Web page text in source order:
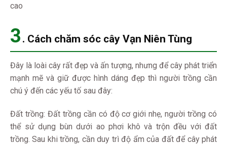
cao
3 . Cách chăm sóc cây Vạn Niên Tùng
Đây là loài cây rất đẹp và ấn tượng, nhưng để cây phát triển
mạnh mẽ và giữ được hình dáng đẹp thì người trồng cần
chú ý đến các yếu tố sau đây:
Đất trồng: Đất trồng cần có độ cơ giới nhẹ, người trồng có
thể sử dụng bùn dưới ao phơi khô và trộn đều với đất
trồng. Sau khi trồng, cần duy trì độ ẩm của đất để cây phát